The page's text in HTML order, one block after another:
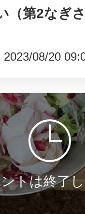
（第2なぎ
08/20
トは終了